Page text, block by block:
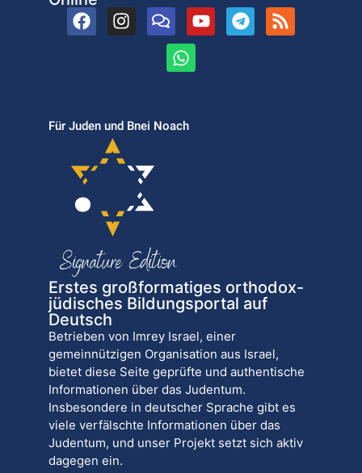
Für Juden und Bnei Noach
Erstes großformatiges orthodox-
jüdisches Bildungsportal auf
Deutsch
Betrieben von Imrey Israel, einer
gemeinnützigen Organisation aus Israel,
bietet diese Seite geprüfte und authentische
Informationen über das Judentum.
Insbesondere in deutscher Sprache gibt es
viele verfälschte Informationen über das
Judentum, und unser Projekt setzt sich aktiv
dagegen ein.